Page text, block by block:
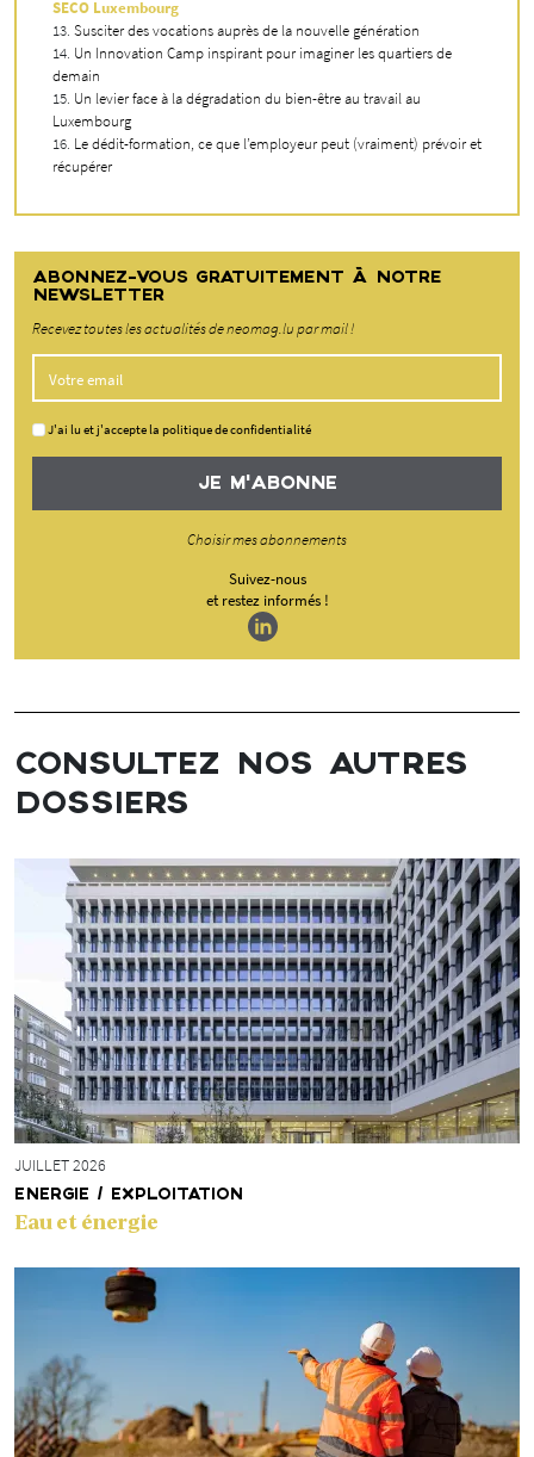
SECO Luxembourg
Susciter des vocations auprès de la nouvelle génération
Un Innovation Camp inspirant pour imaginer les quartiers de
demain
Un levier face à la dégradation du bien-être au travail au
Luxembourg
Le dédit-formation, ce que l’employeur peut (vraiment) prévoir et
récupérer
ABONNEZ-VOUS GRATUITEMENT À NOTRE
NEWSLETTER
Recevez toutes les actualités de neomag.lu par mail !
J'ai lu et j'accepte la politique de confidentialité
JE M'ABONNE
Choisir mes abonnements
Suivez-nous
et restez informés !
CONSULTEZ NOS AUTRES
DOSSIERS
JUILLET 2026
ENERGIE / EXPLOITATION
Eau et énergie